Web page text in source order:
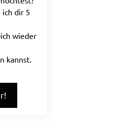
ich dir 5
wieder
kannst.